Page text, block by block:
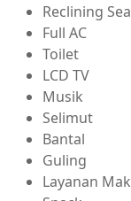
Reclining
Full AC
Toilet
LCD TV
Musik
Selimut
Bantal
Guling
Layanan